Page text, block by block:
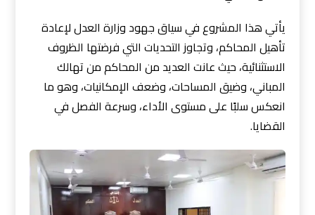
يأتي هذا المشروع في سياق جهود وزارة العدل لإعادة
تأهيل المحاكم، وتجاوز التحديات التي فرضتها الظروف
الاستثنائية، حيث عانت العديد من المحاكم من تهالك
المباني، وضيق المساحات، وضعف الإمكانيات، وهو ما
انعكس سلبًا على مستوى الأداء، وسرعة الفصل في
القضايا.